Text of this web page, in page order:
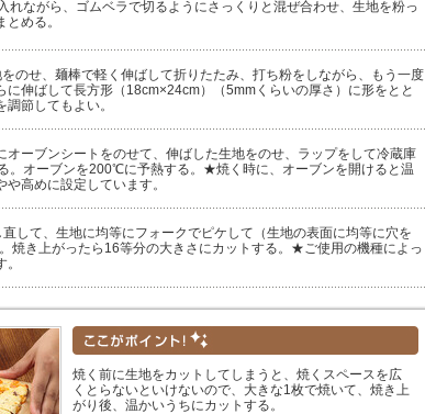
れながら、ゴムベラで切るようにさっくりと混ぜ合わせ、生地を粉っ
める。
のせ、麺棒で軽く伸ばして折りたたみ、打ち粉をしながら、もう一度
に伸ばして長方形（18cm×24cm）（5mmくらいの厚さ）に形をとと
節してもよい。
オーブンシートをのせて、伸ばした生地をのせ、ラップをして冷蔵庫
。オーブンを200℃に予熱する。★焼く時に、オーブンを開けると温
高めに設定しています。
して、生地に均等にフォークでピケして（生地の表面に均等に穴を
焼き上がったら16等分の大きさにカットする。★ご使用の機種によっ
焼く前に生地をカットしてしまうと、焼くスペースを広
くとらないといけないので、大きな1枚で焼いて、焼き上
がり後、温かいうちにカットする。